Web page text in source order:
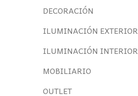
DECORACIÓN
ILUMINACIÓN EXTERIOR
ILUMINACIÓN INTERIOR
MOBILIARIO
OUTLET